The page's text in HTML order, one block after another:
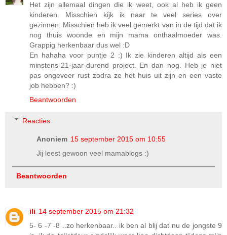
Het zijn allemaal dingen die ik weet, ook al heb ik geen
kinderen. Misschien kijk ik naar te veel series over
gezinnen. Misschien heb ik veel gemerkt van in de tijd dat ik
nog thuis woonde en mijn mama onthaalmoeder was.
Grappig herkenbaar dus wel :D
En hahaha voor puntje 2 :) Ik zie kinderen altijd als een
minstens-21-jaar-durend project. En dan nog. Heb je niet
pas ongeveer rust zodra ze het huis uit zijn en een vaste
job hebben? :)
Beantwoorden
Reacties
Anoniem 15 september 2015 om 10:55
Jij leest gewoon veel mamablogs :)
Beantwoorden
ili 14 september 2015 om 21:32
5- 6 -7 -8 ..zo herkenbaar.. ik ben al blij dat nu de jongste 9